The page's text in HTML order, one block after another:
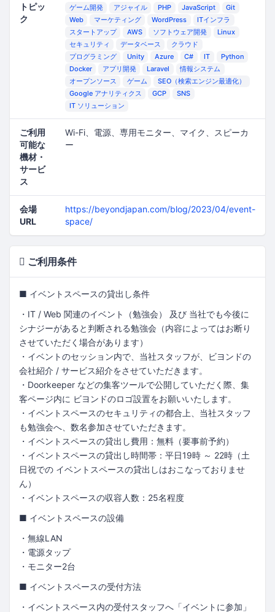
トピッ
ク
ゲーム開発 アジャイル PHP JavaScript
Git
Web
マーケティング WordPress
ITインフラ
スタートアップ
AWS ソフトウェア開発
Linux
セキュリティ
データベース
クラウド
プログラミング
Unity Azure C# IT
Python
Docker
アプリ開発 Laravel
情報システム
オープンソース
ゲーム
SEO（検索エンジン最適化）
Google アナリティクス
GCP
SNS
IT ソリューション
ご利用
可能な
機材・
サービ
ス
Wi-Fi、電源、専用モニター、マイク、スピーカ
ー
会場
URL
https://beyondjapan.com/blog/2023/04/event-
space/
ご利用条件
■ イベントスペースの貸出し条件
・IT / Web 関連のイベント（勉強会） 及び 当社でも今後に
シナジーがあると判断される勉強会（内容によってはお断り
させていただく場合があります）
・イベントのセッション内で、当社スタッフが、ビヨンドの
会社紹介 / サービス紹介をさせていただきます。
・Doorkeeper などの集客ツールで公開していただく際、集
客ページ内に ビヨンドのロゴ設置をお願いいたします。
・イベントスペースのセキュリティの都合上、当社スタッフ
も勉強会へ、数名参加させていただきます。
・イベントスペースの貸出し費用：無料（要事前予約）
・イベントスペースの貸出し時間帯：平日19時 ～ 22時（土
日祝での イベントスペースの貸出しはおこなっておりませ
ん）
・イベントスペースの収容人数：25名程度
■ イベントスペースの設備
・無線LAN
・電源タップ
・モニター2台
■ イベントスペースの受付方法
・イベントスペース内の受付スタッフへ「イベントに参加」